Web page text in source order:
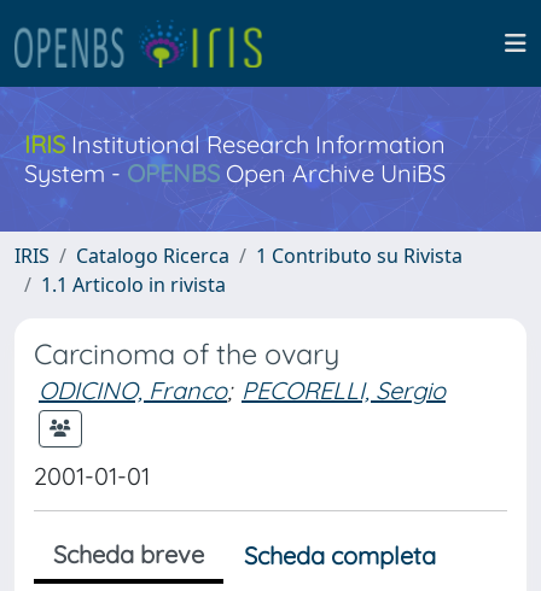
IRISInstitutional Research Information
System - OPENBS Open Archive UniBS
IRIS Catalogo Ricerca
1 Contributo su Rivista
1.1 Articolo in rivista
Carcinoma of the ovary
ODICINO, Franco; PECORELLI, Sergio
2001-01-01
Scheda breve
Scheda completa